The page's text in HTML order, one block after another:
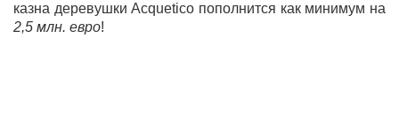
казна деревушки Acquetico пополнится как минимум на
2,5 млн. евро!